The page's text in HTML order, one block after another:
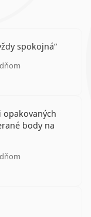
spokojná
opakovaných
body na